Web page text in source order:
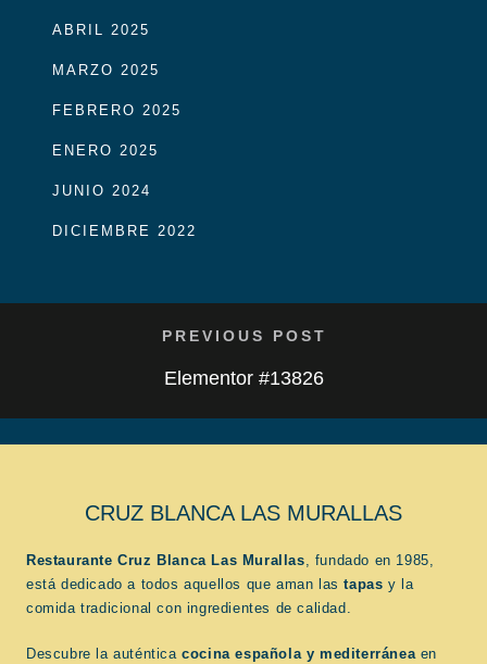
ABRIL 2025
MARZO 2025
FEBRERO 2025
ENERO 2025
JUNIO 2024
DICIEMBRE 2022
PREVIOUS POST
Elementor #13826
CRUZ BLANCA LAS MURALLAS
Restaurante Cruz Blanca Las Murallas, fundado en 1985,
está dedicado a todos aquellos que aman lastapasy la
comida tradicional con ingredientes de calidad.
Descubre la auténticacocina española y mediterráneaen